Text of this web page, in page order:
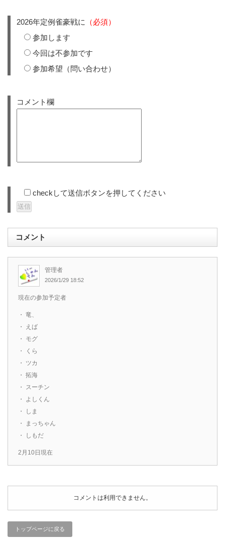
2026年定例雀豪戦に
（必須）
参加します
今回は不参加です
参加希望（問い合わせ）
コメント欄
checkして送信ボタンを押してください
コメント
管理者
2026/1/29 18:52
現在の参加予定者
・ 竜、
・ えば
・ モグ
・ くら
・ ツカ
・ 拓海
・ スーチン
・ よしくん
・ しま
・ まっちゃん
・ しもだ
2月10日現在
コメントは利用できません。
トップページに戻る